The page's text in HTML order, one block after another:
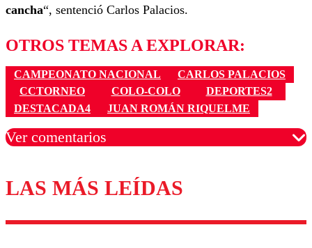
cancha“, sentenció Carlos Palacios.
OTROS TEMAS A EXPLORAR:
CAMPEONATO NACIONAL
CARLOS PALACIOS
CCTORNEO
COLO-COLO
DEPORTES2
DESTACADA4
JUAN ROMÁN RIQUELME
Ver comentarios
Los comentarios son moderados para garantizar un
diálogo respetuoso.
LAS MÁS LEÍDAS